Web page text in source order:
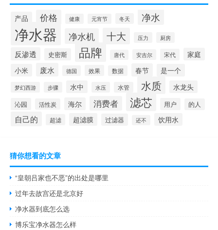
产品 价格 健康 元宵节 冬天 净水
净水器 净水机 十大 压力 厨房
反渗透 史密斯 品牌 唐代 安吉尔 宋代
家庭
小米
废水 德国 效果 数据 春节 是一个
梦幻西游 步骤 水中 水压 水管 水质 水龙头
沁园 活性炭 海尔 消费者 滤芯 用户 的人
自己的 超滤 超滤膜 过滤器 还不 饮用水
猜你想看的文章
“皇朝吕家也不恶”的出处是哪里
过年去故宫还是北京好
净水器到底怎么选
博乐宝净水器怎么样